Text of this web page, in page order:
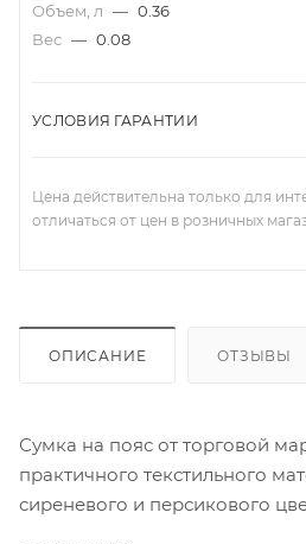
Объем, л — 0.36
Вес — 0.08
УСЛОВИЯ ГАРАНТИИ
Цена действительна только для
отличаться от цен в розничных
ОПИСАНИЕ ОТЗЫВЫ
Сумка на пояс от торговой
практичного текстильного
сиреневого и персикового